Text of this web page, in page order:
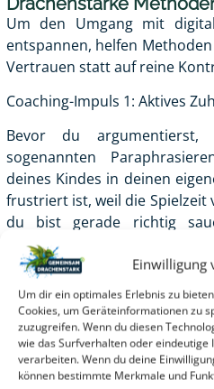
Einwilligung
Um dir ein optimales Erlebnis zu
Cookies, um Geräteinformationen zu
zuzugreifen. Wenn du diesen
wie das Surfverhalten oder eindeutige
verarbeiten. Wenn du deine
können bestimmte Merkmale und
Um den Umgang mit
entspannen, helfen
Vertrauen statt auf reine
Coaching-Impuls 1: Aktives
Bevor du
sogenannten
deines Kindes in deinen
frustriert ist, weil die Spielzeit
du bist gerade richtig
weitergespielt hättest.“
dem Frust einverstanden
Wenn dein Kind sich
Widerstand und es entsteht
Coaching-Impuls 2:
nicht zum Charakterzug